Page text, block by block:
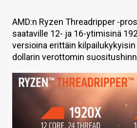
HINTA.FI
KAUPPA
VAIHDA TEEMA
AMD:n Ryzen Threadripper -
saataville 12- ja 16-ytimisinä
versioina erittäin kilpailukykyisin
dollarin verottomin